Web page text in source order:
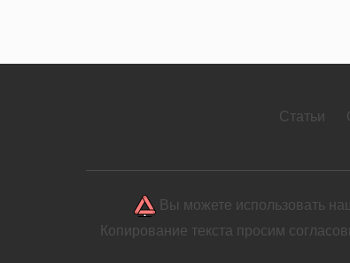
Статьи
Вы можете использовать
Копирование текста просим